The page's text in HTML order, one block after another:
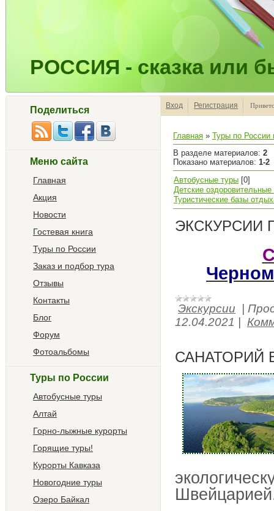
РОССИЯ - сказка или
Поделиться
Меню сайта
Главная
Акция
Новости
Гостевая книга
Туры по России
Заказ и подбор тура
Отзывы
Контакты
Блог
Форум
Фотоальбомы
Туры по России
Автобусные туры
Алтай
Горно-лыжные курорты
Горящие туры!
Курорты Кавказа
Новогодние туры
Озеро Байкал
Вход Регистрация
Главная » Туры по России
В разделе материалов: 2
Показано материалов: 1-2
Автобусные туры [0]
Детские оздоровительные
Туристические базы
Черном
Экскурсии
12.04.2021
САНАТОРИЙ